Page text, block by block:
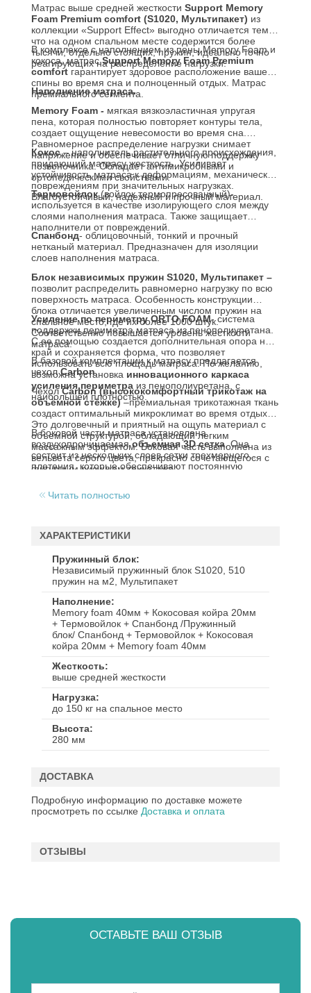
Матрас выше средней жесткости Support Memory
Foam Premium comfort (S1020, Мультипакет) из
коллекции «Support Effect» выгодно отличается тем,
что на одном спальном месте содержится более
тысячи, отдельно стоящих, пружин, идеально точно
реагирующих на распределение нагрузки.
В комплексе с наполнением из пены Memory Foam и
кокоса, матрасSupport Memory Foam Premium
comfort гарантирует здоровое расположение вашей
спины во время сна и полноценный отдых. Матрас
премиального сегмента.
Наполнение матраса.
Memory Foam - мягкая вязкоэластичная упругая
пена, которая полностью повторяет контуры тела,
создает ощущение невесомости во время сна.
Равномерное распределение нагрузки снимает
напряжение и обеспечивает отличную поддержку
позвоночника. Обладает антимикробными и
ортопедическими свойствами.
Кокос– наполнитель растительного происхождения,
придающий матрасу жесткость. Усиливает
устойчивость матраса к деформациям, механическим
повреждениям при значительных нагрузках.
Влагоустойчивый, надежный и прочный материал.
Термовойлок(войлок термопресованный)-
используется в качестве изолирующего слоя между
слоями наполнения матраса. Также защищает
наполнители от повреждений.
Спанбонд- облицовочный, тонкий и прочный
нетканый материал. Предназначен для изоляции
слоев наполнения матраса.
Блок независимых пружин S1020, Мультипакет –
позволит распределить равномерно нагрузку по всю
поверхность матраса. Особенность конструкции
блока отличается увеличенным числом пружин на
спальное место, где их более 1000 штук.
Соответственно повышается уровень жесткости
матраса.
Усиление по периметру ORTO FOAM- система
поддержки периметра матраса из пенополиуретана.
С ее помощью создается дополнительная опора на
край и сохраняется форма, что позволяет
использовать всю площадь матраса. По желанию,
возможна установка инновационного каркаса
усиления периметра
наибольшей плотностью.
В базовой комплектации к матрасу предлагается
чехолCarbon.
ЧехолCarbon (высококомфортный трикотаж на
объёмной стёжке)–премиальная трикотажная ткань
создаст оптимальный микроклимат во время отдыха.
Это долговечный и приятный на ощупь материал с
объемной структурой, обладающий легким
массажным эффектом. Боковая часть выполнена из
вельвета серого цвета, прекрасно сочетающегося с
фигурным рисунком трикотажа.
В боковой части матраса установлена
воздухопроницаемаяобъемная 3D сетка. Она
состоит из нескольких слоев сетки трехмерного
плетения, которые обеспечивают постоянную
Читать полностью
ХАРАКТЕРИСТИКИ
Пружинный блок
Независимый пружинный блок S1020, 510
пружин на м2, Мультипакет
Наполнение
Memory foam 40мм + Кокосовая койра 20мм
+ Термовойлок + Спанбонд /Пружинный
блок/ Спанбонд + Термовойлок + Кокосовая
койра 20мм + Memory foam 40мм
Жесткость
выше средней жесткости
Нагрузка
до 150 кг на спальное место
Высота
280 мм
ДОСТАВКА
Подробную информацию по доставке можете
просмотреть по ссылке Доставка и оплата
ОТЗЫВЫ
ОСТАВЬТЕ ВАШ ОТЗЫВ